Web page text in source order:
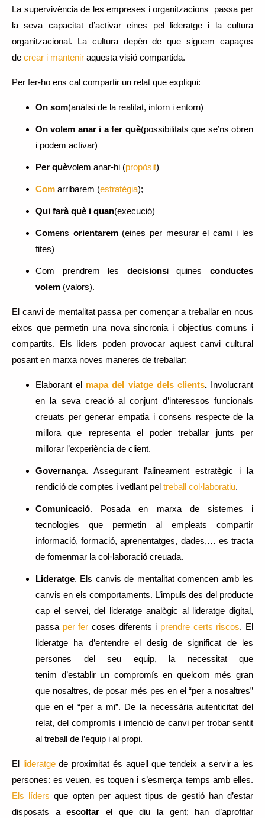
La supervivència de les empreses i organitzacions passa per
la seva capacitat d’activar eines pel lideratge i la cultura
organitzacional. La cultura depèn de que siguem capaços
de crear i mantenir aquesta visió compartida.
Per fer-ho ens cal compartir un relat que expliqui:
On som(anàlisi de la realitat, intorn i entorn)
On volem anar i a fer què(possibilitats que se’ns obren
i podem activar)
Per quèvolem anar-hi (propòsit)
Com arribarem (estratègia);
Qui farà què i quan(execució)
Comens orientarem(eines per mesurar el camí i les
fites)
Com prendrem les decisionsi quinesconductes
volem (valors).
El canvi de mentalitat passa per començar a treballar en nous
eixos que permetin una nova sincronia i objectius comuns i
compartits. Els líders poden provocar aquest canvi cultural
posant en marxa noves maneres de treballar:
Elaborant el mapa del viatge dels clients.Involucrant
en la seva creació al conjunt d’interessos funcionals
creuats per generar empatia i consens respecte de la
millora que representa el poder treballar junts per
millorar l’experiència de client.
Governança. Assegurant l’alineament estratègic i la
rendició de comptes i vetllant pel treball col·laboratiu.
Comunicació. Posada en marxa de sistemes i
tecnologies que permetin al empleats compartir
informació, formació, aprenentatges, dades,… es tracta
de fomenmar la col·laboració creuada.
Lideratge. Els canvis de mentalitat comencen amb les
canvis en els comportaments. L’impuls des del producte
cap el servei, del lideratge analògic al lideratge digital,
passa per fercoses diferents i prendre certs riscos. El
lideratge ha d’entendre el desig de significat de les
persones del seu equip, la necessitat que
tenim d’establir un compromís en quelcom més gran
que nosaltres, de posar més pes en el “per a nosaltres”
que en el “per a mi”. De la necessària autenticitat del
relat, del compromís i intenció de canvi per trobar sentit
al treball de l’equip i al propi.
El lideratgede proximitat és aquell que tendeix a servir a les
persones: es veuen, es toquen i s’esmerça temps amb elles.
Els líders que opten per aquest tipus de gestió han d’estar
disposats aescoltar el que diu la gent; han d’aprofitar